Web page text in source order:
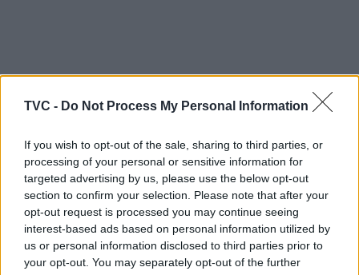
TVC - Do Not Process My Personal Information
If you wish to opt-out of the sale, sharing to third parties, or
processing of your personal or sensitive information for
targeted advertising by us, please use the below opt-out
section to confirm your selection. Please note that after your
opt-out request is processed you may continue seeing
interest-based ads based on personal information utilized by
us or personal information disclosed to third parties prior to
your opt-out. You may separately opt-out of the further
Município de Anadia
homenageia funcionários
Três pessoas acusadas de
falsidade informática e
branqueamento
ARTIGOS RELACIONADOSMAIS DO AUTOR